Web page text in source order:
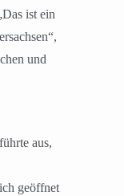
ist ein
und
aus,
geöffnet